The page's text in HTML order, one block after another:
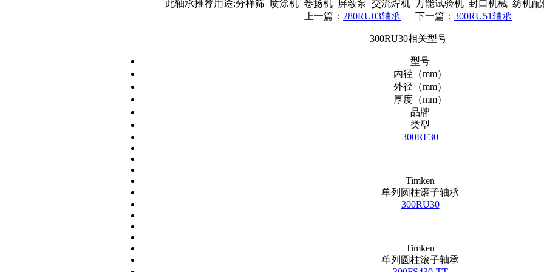
此轴承推荐用途:分样筛 喷涂机 卷扬机 屏蔽泵 交流焊机 万能试验机 封口机械 纺机配
上一篇： 280RU03轴承 下一篇： 300RU51轴承
300RU30相关型号
型号
内径（mm）
外径（mm）
厚度（mm）
品牌
类型
300RF30
Timken
单列圆柱滚子轴承
300RU30
Timken
单列圆柱滚子轴承